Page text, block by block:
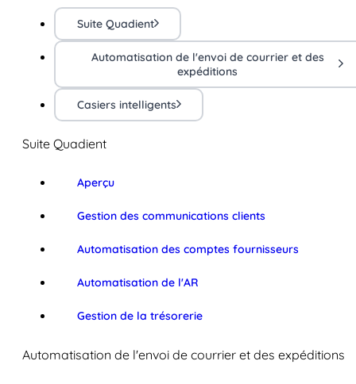
Suite Quadient
Automatisation de l'envoi de courrier et des
expéditions
Casiers intelligents
Suite Quadient
Aperçu
Gestion des communications clients
Automatisation des comptes fournisseurs
Automatisation de l'AR
Gestion de la trésorerie
Automatisation de l'envoi de courrier et des expéditions